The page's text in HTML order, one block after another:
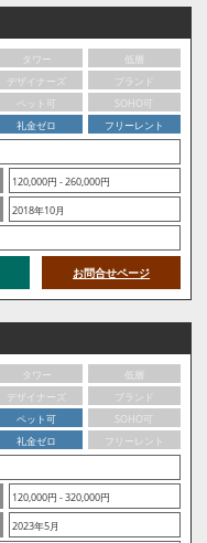
タワー
低層
デザイナーズ
ブランド
ペット可
SOHO可
礼金ゼロ
フリーレント
120,000円 - 260,000円
2018年10月
お問合せページ
タワー
低層
デザイナーズ
ブランド
ペット可
SOHO可
礼金ゼロ
フリーレント
120,000円 - 320,000円
2023年5月